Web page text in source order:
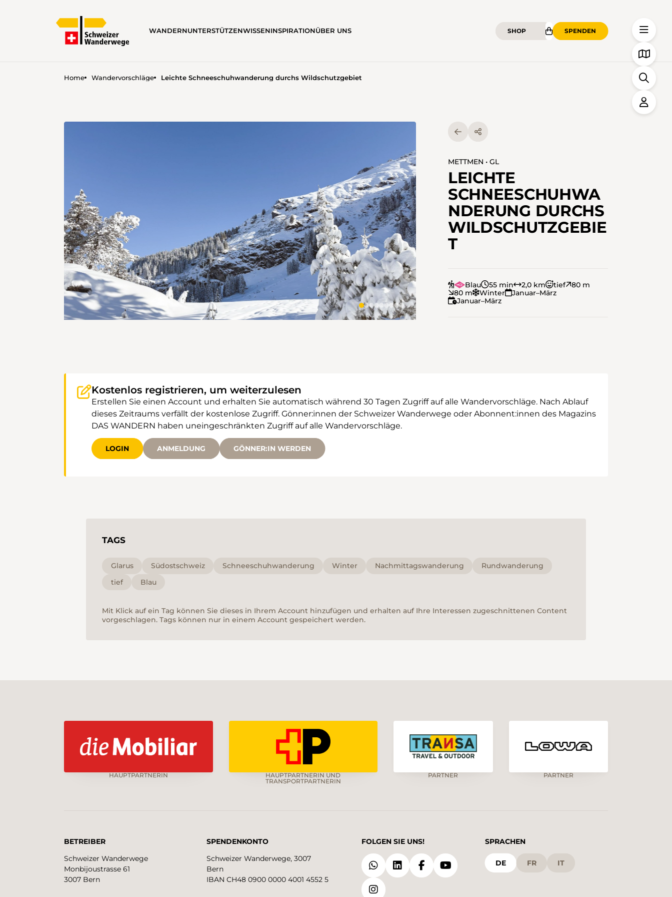
WANDERNUNTERSTÜTZENWISSENINSPIRATIONÜBER UNS SHOP SPENDEN
Home Wandervorschläge Leichte Schneeschuhwanderung durchs Wildschutzgebiet
METTMEN • GL
LEICHTE
SCHNEESCHUHWA
NDERUNG DURCHS
WILDSCHUTZGEBIE
T
Blau 55 min 2,0 km tief
80 m
80 m
Winter
Januar–März
Januar–März
Kostenlos registrieren, um weiterzulesen
Erstellen Sie einen Account und erhalten Sie automatisch während 30 Tagen Zugriff auf alle Wandervorschläge. Nach Ablauf
dieses Zeitraums verfällt der kostenlose Zugriff. Gönner:innen der Schweizer Wanderwege oder Abonnent:innen des Magazins
DAS WANDERN haben uneingeschränkten Zugriff auf alle Wandervorschläge.
LOGIN ANMELDUNG GÖNNER:IN WERDEN
TAGS
Glarus Südostschweiz Schneeschuhwanderung Winter Nachmittagswanderung
Rundwanderung
tief
Blau
Mit Klick auf ein Tag können Sie dieses in Ihrem Account hinzufügen und erhalten auf Ihre Interessen zugeschnittenen Content
vorgeschlagen. Tags können nur in einem Account gespeichert werden.
HAUPTPARTNERIN
HAUPTPARTNERIN UND
TRANSPORTPARTNERIN
PARTNER PARTNER
BETREIBER
Schweizer Wanderwege
Monbijoustrasse 61
3007 Bern
SPENDENKONTO
Schweizer Wanderwege, 3007
Bern
IBAN CH48 0900 0000 4001 4552 5
FOLGEN SIE UNS! SPRACHEN
DE FR IT